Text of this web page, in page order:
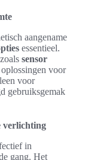
aangename
essentieel.
sensor
voor
voor
gebruiksgemak
verlichting
in
gang. Het